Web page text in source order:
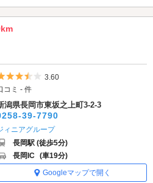
5つ星のうち3.5
3.60
コミ - 件
潟県長岡市東坂之上町3-2-3
39-7790
ィニアグループ
長岡駅 (徒歩5分)
長岡IC (車19分)
Googleマップで開く